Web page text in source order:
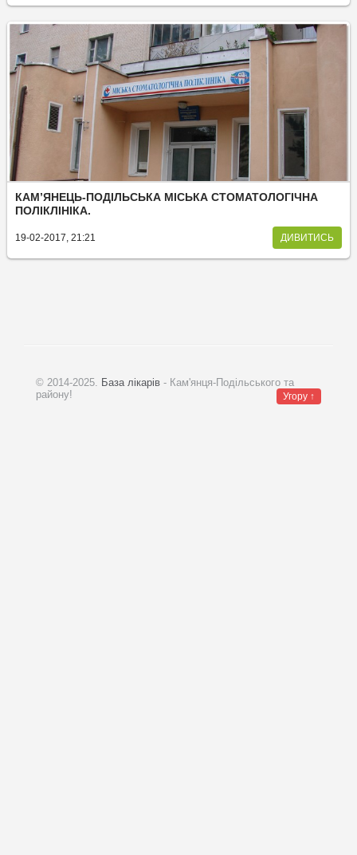
КАМ’ЯНЕЦЬ-ПОДІЛЬСЬКА МІСЬКА СТОМАТОЛОГІЧНА
ПОЛІКЛІНІКА.
19-02-2017, 21:21 ДИВИТИСЬ
© 2014-2025. База лікарів - Кам'янця-Подільського та
району!
Угору ↑